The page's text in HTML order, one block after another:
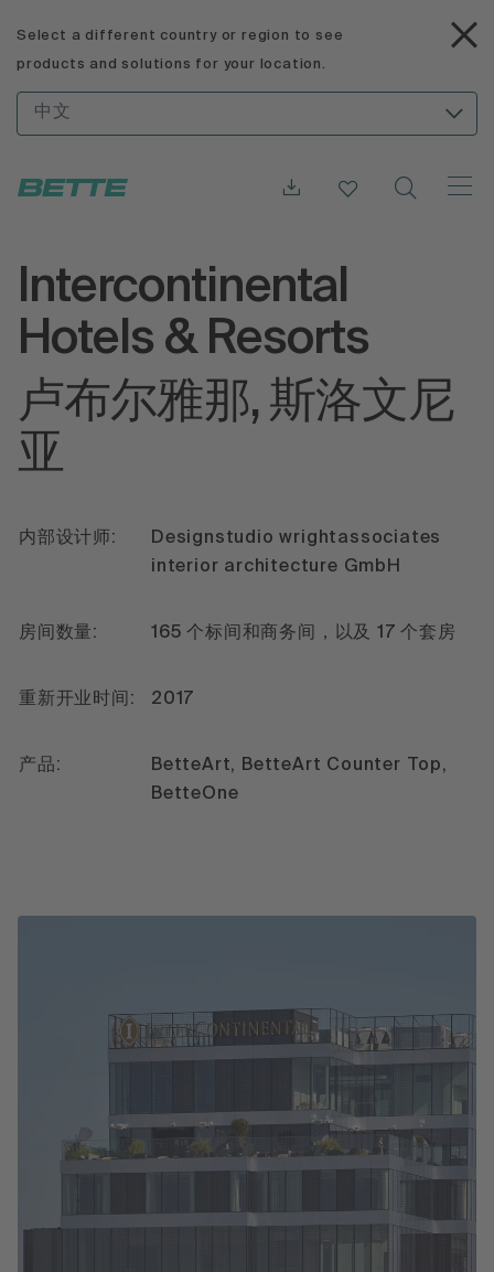
Select a different country or region to see
products and solutions for your location.
中文
Intercontinental
Hotels & Resorts
卢布尔雅那, 斯洛文尼
亚
内部设计师:
Designstudio wrightassociates
interior architecture GmbH
房间数量: 165 个标间和商务间，以及 17 个套房
重新开业时间: 2017
产品:
BetteArt, BetteArt Counter Top,
BetteOne